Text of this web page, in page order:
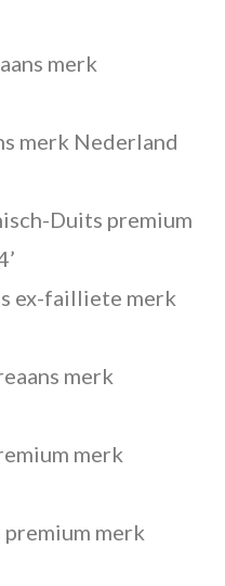
merk
merk Nederland
Duits premium
ex-failliete merk
merk
merk
premium merk